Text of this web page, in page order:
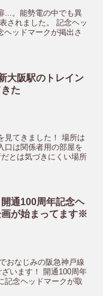
。能勢電の中でも異
されました。 記念ヘッ
ッドマークが掲出さ
大阪駅のトレイン
た
見てきました！ 場所は
口は関係者用の部屋を
とは気づきにくい場所
通100周年記念ヘ
画が始まってます※
おなじみの阪急神戸線
います！ 開通100周年
記念ヘッドマークが取